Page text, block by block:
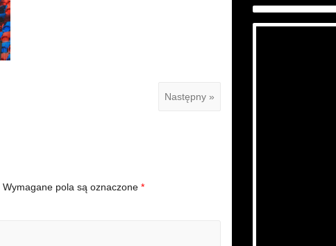
Następny »
Wymagane pola są oznaczone*